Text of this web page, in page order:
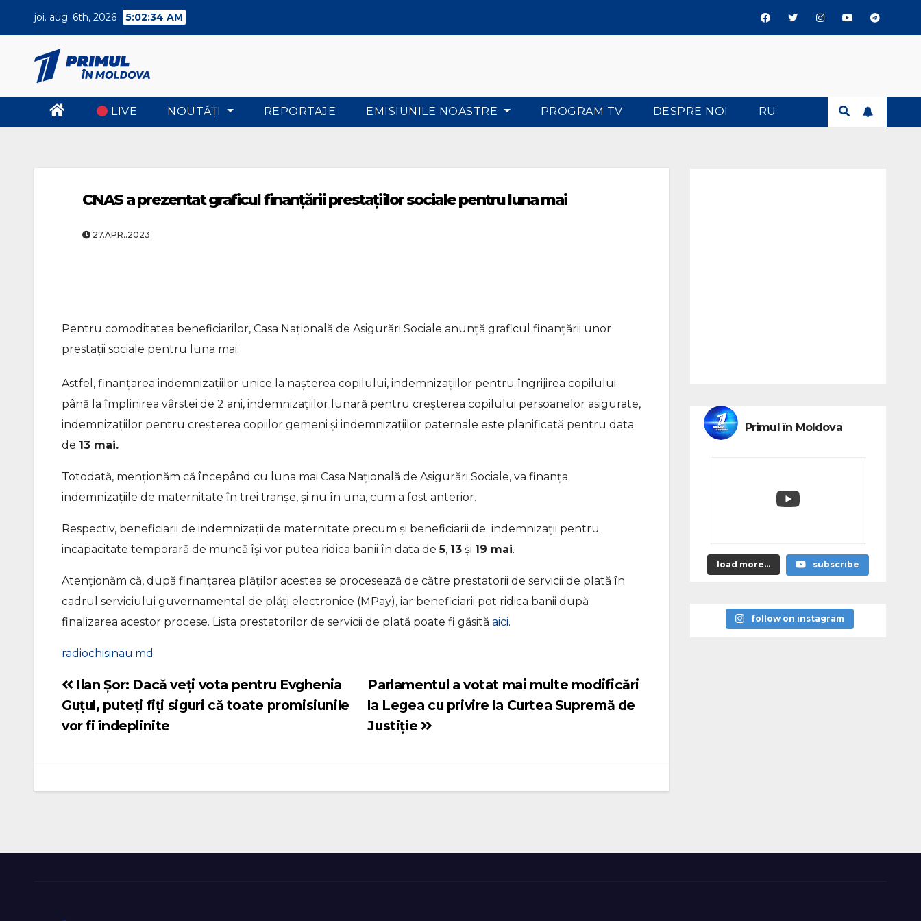
joi. aug. 6th, 2026 5:02:34 AM
LIVE NOUTĂŢI REPORTAJE EMISIUNILE NOASTRE PROGRAM TV DESPRE NOI RU
CNAS a prezentat graficul finanțării prestațiilor sociale pentru luna mai
27.APR..2023
Pentru comoditatea beneficiarilor, Casa Națională de Asigurări Sociale anunță graficul finanțării unor
prestații sociale pentru luna mai.
Astfel, finanțarea indemnizațiilor unice la nașterea copilului, indemnizațiilor pentru îngrijirea copilului
până la împlinirea vârstei de 2 ani, indemnizațiilor lunară pentru creșterea copilului persoanelor asigurate,
indemnizațiilor pentru creșterea copiilor gemeni și indemnizațiilor paternale este planificată pentru data
de 13 mai.
Totodată, menționăm că începând cu luna mai Casa Națională de Asigurări Sociale, va finanța
indemnizațiile de maternitate în trei tranșe, și nu în una, cum a fost anterior.
Respectiv, beneficiarii de indemnizații de maternitate precum și beneficiarii de indemnizații pentru
incapacitate temporară de muncă își vor putea ridica banii în data de5, 13 și 19 mai.
Atenționăm că, după finanțarea plăților acestea se procesează de către prestatorii de servicii de plată în
cadrul serviciului guvernamental de plăți electronice (MPay), iar beneficiarii pot ridica banii după
finalizarea acestor procese. Lista prestatorilor de servicii de plată poate fi găsită aici.
radiochisinau.md
Navigare
în
Parlamentul a votat mai multe modificări
la Legea cu privire la Curtea Supremă de
Justiție
Ilan Șor: Dacă veți vota pentru Evghenia
Guțul, puteți fiți siguri că toate promisiunile
vor fi îndeplinite
Primul în Moldova
load more... subscribe
follow on instagram